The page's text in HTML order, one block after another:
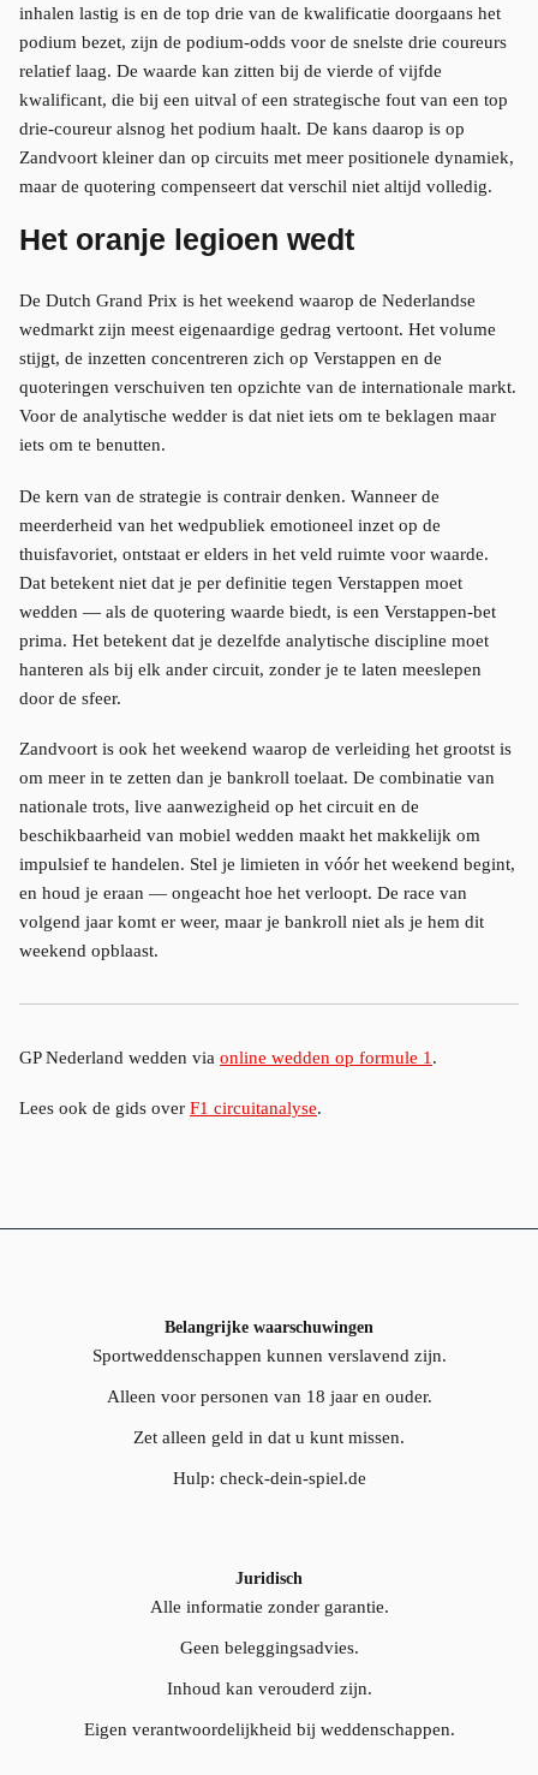
inhalen lastig is en de top drie van de kwalificatie doorgaans het
podium bezet, zijn de podium-odds voor de snelste drie coureurs
relatief laag. De waarde kan zitten bij de vierde of vijfde
kwalificant, die bij een uitval of een strategische fout van een top
drie-coureur alsnog het podium haalt. De kans daarop is op
Zandvoort kleiner dan op circuits met meer positionele dynamiek,
maar de quotering compenseert dat verschil niet altijd volledig.
Het oranje legioen wedt
De Dutch Grand Prix is het weekend waarop de Nederlandse
wedmarkt zijn meest eigenaardige gedrag vertoont. Het volume
stijgt, de inzetten concentreren zich op Verstappen en de
quoteringen verschuiven ten opzichte van de internationale markt.
Voor de analytische wedder is dat niet iets om te beklagen maar
iets om te benutten.
De kern van de strategie is contrair denken. Wanneer de
meerderheid van het wedpubliek emotioneel inzet op de
thuisfavoriet, ontstaat er elders in het veld ruimte voor waarde.
Dat betekent niet dat je per definitie tegen Verstappen moet
wedden — als de quotering waarde biedt, is een Verstappen-bet
prima. Het betekent dat je dezelfde analytische discipline moet
hanteren als bij elk ander circuit, zonder je te laten meeslepen
door de sfeer.
Zandvoort is ook het weekend waarop de verleiding het grootst is
om meer in te zetten dan je bankroll toelaat. De combinatie van
nationale trots, live aanwezigheid op het circuit en de
beschikbaarheid van mobiel wedden maakt het makkelijk om
impulsief te handelen. Stel je limieten in vóór het weekend begint,
en houd je eraan — ongeacht hoe het verloopt. De race van
volgend jaar komt er weer, maar je bankroll niet als je hem dit
weekend opblaast.
GP Nederland wedden via online wedden op formule 1 .
Lees ook de gids over F1 circuitanalyse.
Belangrijke waarschuwingen
Sportweddenschappen kunnen verslavend zijn.
Alleen voor personen van 18 jaar en ouder.
Zet alleen geld in dat u kunt missen.
Hulp: check-dein-spiel.de
Juridisch
Alle informatie zonder garantie.
Geen beleggingsadvies.
Inhoud kan verouderd zijn.
Eigen verantwoordelijkheid bij weddenschappen.